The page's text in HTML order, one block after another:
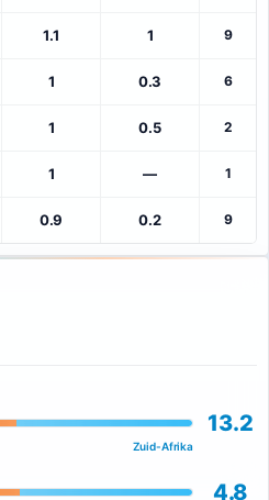
1.1 1 9
1 0.3 6
1 0.5 2
1 — 1
0.9 0.2 9
13.2
Zuid-Afrika
4.8